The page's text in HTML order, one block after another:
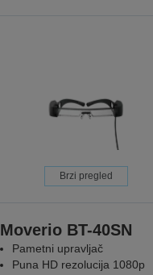
Brzi pregled
Moverio BT-40SN
Pametni upravljač
Puna HD rezolucija 1080p